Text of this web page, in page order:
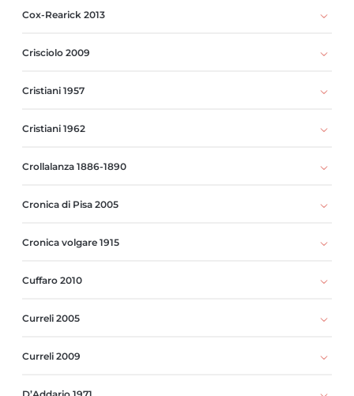
Cox-Rearick 2013
Crisciolo 2009
Cristiani 1957
Cristiani 1962
Crollalanza 1886-1890
Cronica di Pisa 2005
Cronica volgare 1915
Cuffaro 2010
Curreli 2005
Curreli 2009